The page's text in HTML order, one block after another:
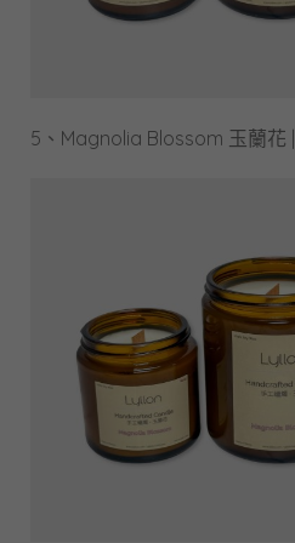
5、Magnolia Blossom 玉蘭花 |